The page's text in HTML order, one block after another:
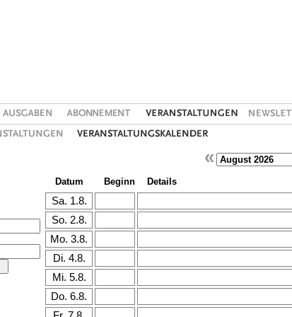
«
Datum Beginn Details